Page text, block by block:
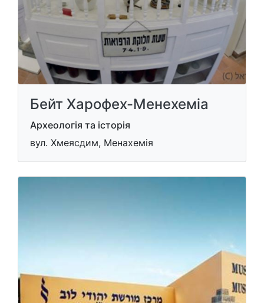
Бейт Харофех-Менехеміа
Археологія та історія
вул. Хмеясдим, Менахемія